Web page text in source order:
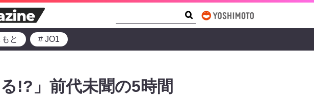
と # JO1
!?」前代未聞の5時間